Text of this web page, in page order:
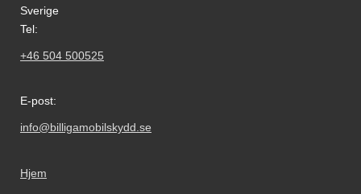
Sverige
Tel:
+46 504 500525
E-post:
info@billigamobilskydd.se
Hjem